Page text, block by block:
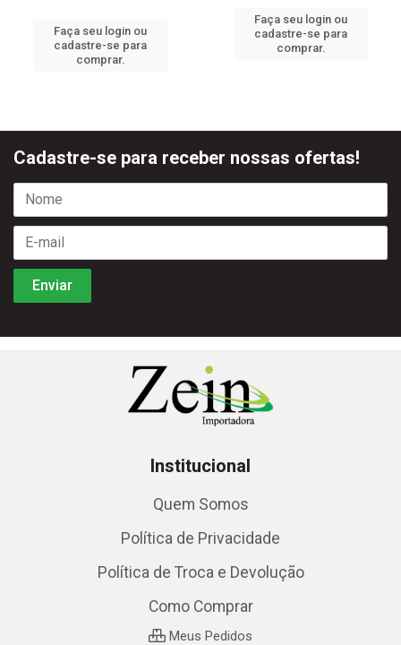
Faça seu login ou
cadastre-se para
comprar.
Faça seu login ou
cadastre-se para
comprar.
Cadastre-se para receber nossas ofertas!
Institucional
Quem Somos
Política de Privacidade
Política de Troca e Devolução
Como Comprar
Meus Pedidos